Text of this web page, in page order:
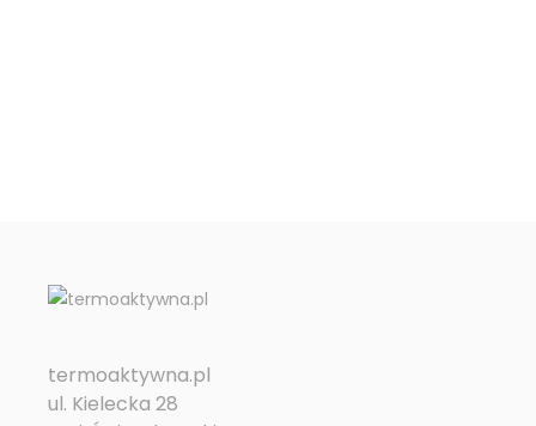
termoaktywna.pl
ul. Kielecka 28